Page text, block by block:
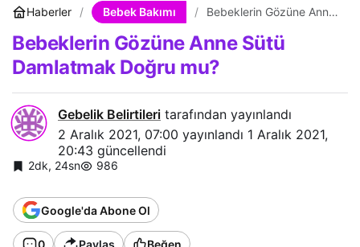
Haberler Bebek Bakımı
Bebeklerin Gözüne Anne
mu?
Bebeklerin Gözüne Anne Sütü
Damlatmak Doğru mu?
Gebelik Belirtileri tarafından yayınlandı
2 Aralık 2021, 07:00 yayınlandı 1 Aralık 2021,
20:43 güncellendi
2dk, 24sn 986
Google'da Abone Ol
0 Paylaş Beğen